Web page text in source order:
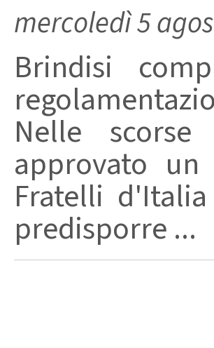
mercoledì 5
Brindisi
Nelle
approvato
Fratelli
predisporre ...